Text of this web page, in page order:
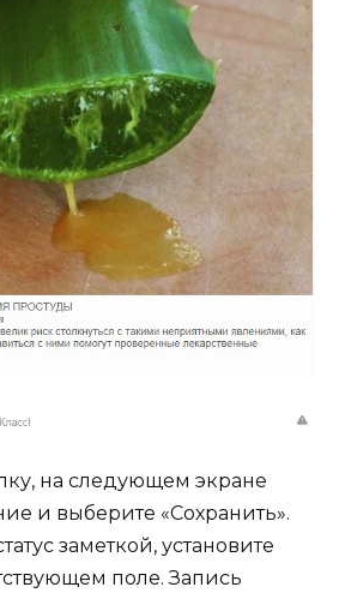
на следующем экране
и выберите «Сохранить».
заметкой, установите
поле. Запись